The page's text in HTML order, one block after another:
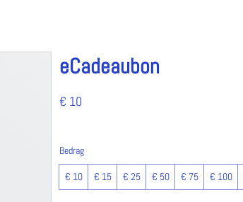
eCadeaubon
€ 10
Bedrag
€ 10 € 15 € 25 € 50 € 75 € 100